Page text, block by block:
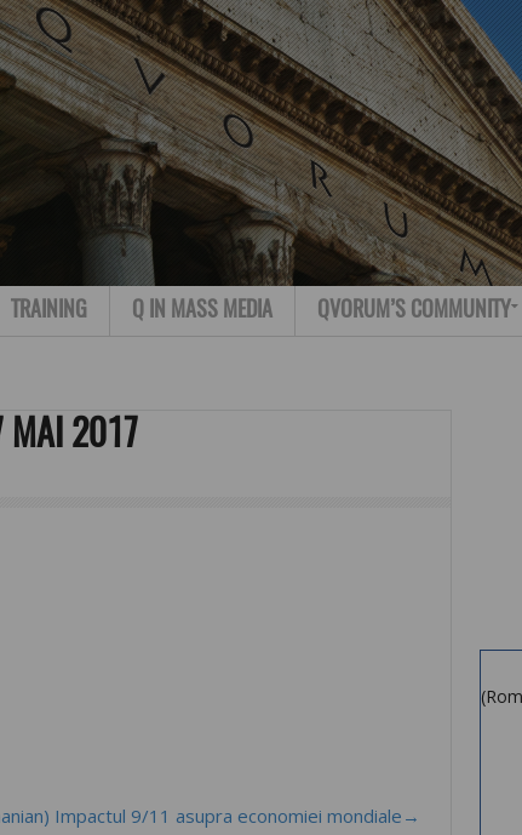
TRAINING Q IN MASS MEDIA QVORUM’S COMMUNITY
MAI 2017
Impactul 9/11 asupra economiei mondiale→